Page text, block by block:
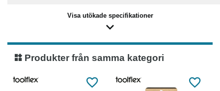
Visa utökade specifikationer
Produkter från samma kategori